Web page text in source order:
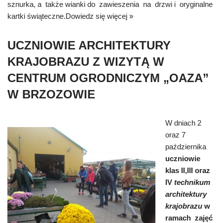
sznurka, a także wianki do zawieszenia na drzwi i oryginalne
kartki świąteczne.Dowiedz się więcej »
UCZNIOWIE ARCHITEKTURY
KRAJOBRAZU Z WIZYTĄ W
CENTRUM OGRODNICZYM „OAZA”
W BRZOZOWIE
W dniach 2
oraz 7
października
uczniowie
klas II,III oraz
IV technikum
architektury
krajobrazu w
ramach zajęć